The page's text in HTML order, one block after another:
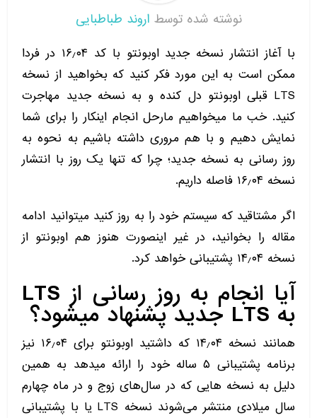
نوشته شده توسط اروند طباطبایی
با آغاز انتشار نسخه جدید اوبونتو با کد ۱۶٫۰۴ در فردا
ممکن است به این مورد فکر کنید که بخواهید از نسخه
LTS قبلی اوبونتو دل کنده و به نسخه جدید مهاجرت
کنید. خب ما میخواهیم مارحل انجام اینکار را برای شما
نمایش دهیم و با هم مروری داشته باشیم به نحوه به
روز رسانی به نسخه جدید؛ چرا که تنها یک روز با انتشار
نسخه ۱۶٫۰۴ فاصله داریم.
اگر مشتاقید که سیستم خود را به روز کنید میتوانید ادامه
مقاله را بخوانید، در غیر اینصورت هنوز هم اوبونتو از
نسخه ۱۴٫۰۴ پشتیبانی خواهد کرد.
آیا انجام به روز رسانی از LTS
به LTS جدید پشنهاد میشود؟
همانند نسخه ۱۴٫۰۴ که داشتید اوبونتو برای ۱۶٫۰۴ نیز
برنامه پشتیبانی ۵ ساله خود را ارائه میدهد به همین
دلیل به نسخه هایی که در سال‌های زوج و در ماه چهارم
سال میلادی منتشر می‌شوند نسخه LTS یا با پشتیبانی